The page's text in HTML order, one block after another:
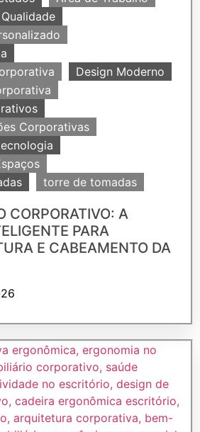
Design Moderno
Corporativas
torre de tomadas
CORPORATIVO: A
PARA
E CABEAMENTO DA